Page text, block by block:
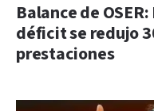
Balance de
déficit se redujo
prestaciones